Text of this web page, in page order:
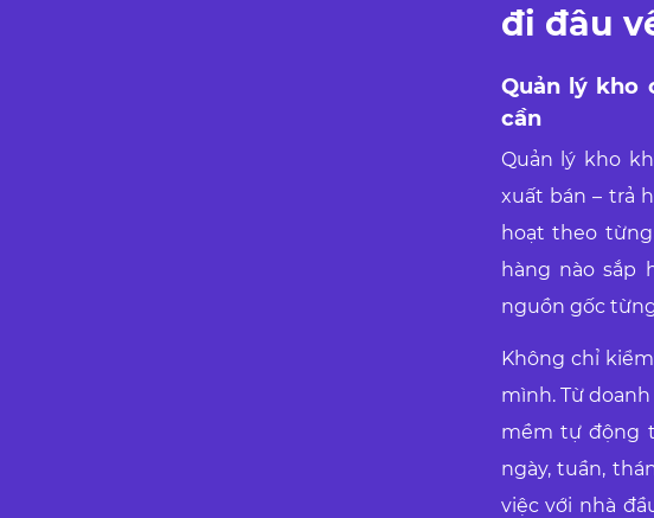
đi đâu
Quản lý kho
cần
Quản lý kho
xuất bán – trả
hoạt theo
hàng nào sắp
nguồn gốc
Không chỉ
mình. Từ
mềm tự động
ngày, tuần,
việc với nhà